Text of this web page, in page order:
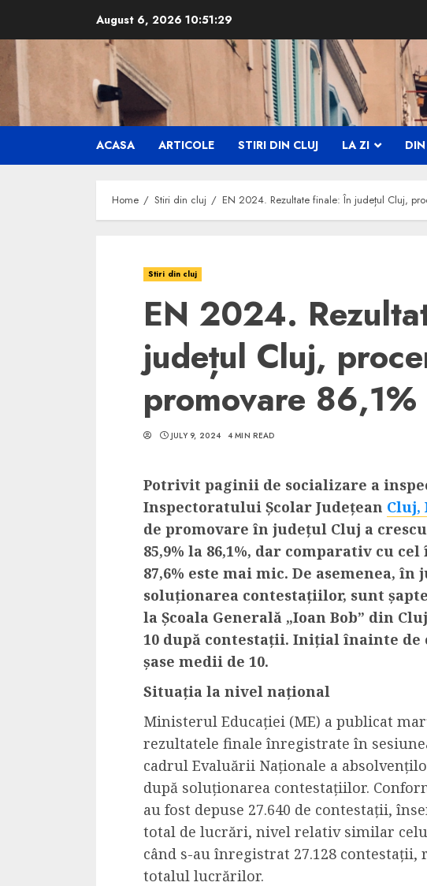
content
August 6, 2026 10:51:30
ACASA ARTICOLE STIRI DIN CLUJ LA ZI
Home Stiri din cluj EN 2024. Rezultate finale: În județul Cluj,
Stiri din cluj
EN 2024.
județul Cluj,
promovare 86,1%
JULY 9, 2024 4 MIN READ
Potrivit paginii de socializare a
Inspectoratului Școlar Județean Cluj,
de promovare în județul Cluj a
85,9% la 86,1%, dar comparativ cu
87,6% este mai mic. De asemenea, în
soluționarea contestațiilor, sunt șapte
la Școala Generală „Ioan Bob” din
10 după contestații. Inițial înainte de
șase medii de 10.
Situația la nivel național
Ministerul Educației (ME) a publicat
rezultatele finale înregistrate în
cadrul Evaluării Naționale a
după soluționarea contestațiilor.
au fost depuse 27.640 de contestații,
total de lucrări, nivel relativ similar
când s-au înregistrat 27.128 contestații,
totalul lucrărilor.
5 min read
SpotOn Cluj
Ce poti vizita in jurul
Clujului cand te afli intr-
weekend prelungit in
“Orasul Comoara”?
ALEXANDRU S. MAY 31, 2023
4 min read
La zi
Razboiul din Gaza,
fatala pentru Orientul
Mijlociu?
ALEXANDRU S.